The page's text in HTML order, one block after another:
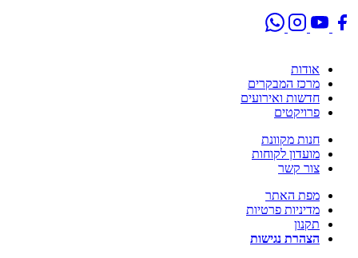
אודות
מרכז המבקרים
חדשות ואירועים
פרויקטים
חנות מקוונת
מועדון לקוחות
צור קשר
מפת האתר
מדיניות פרטיות
תקנון
הצהרת נגישות